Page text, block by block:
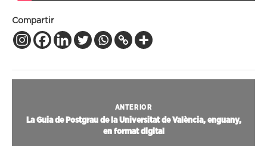
Compartir
ANTERIOR
La Guia de Postgrau de la Universitat de València, enguany,
en format digital